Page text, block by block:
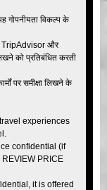
गोपनीयता विकल्प के
TripAdvisor और
को प्रतिबंधित करती
पर समीक्षा लिखने के
experiences
confidential (if
PRICE
it is offered